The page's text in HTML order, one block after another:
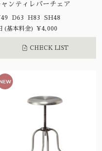
ャンティレバーチェア
W49 D63 H83 SH48
(基本料金) ¥4,000
CHECK LIST